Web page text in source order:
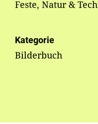
Feste, Natur &
Kategorie
Bilderbuch